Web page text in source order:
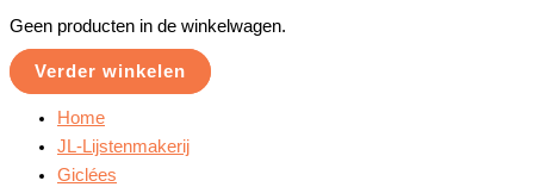
Geen producten in de winkelwagen.
Verder winkelen
Home
JL-Lijstenmakerij
Giclées